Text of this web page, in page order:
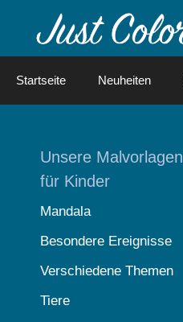
Startseite Neuheiten
Unsere Malvorlagen
für Kinder
Mandala
Besondere Ereignisse
Verschiedene Themen
Tiere